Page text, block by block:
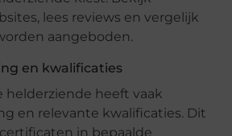
lees reviews en vergelijk
aangeboden.
en kwalificaties
helderziende heeft vaak
en relevante kwalificaties. Dit
in bepaalde